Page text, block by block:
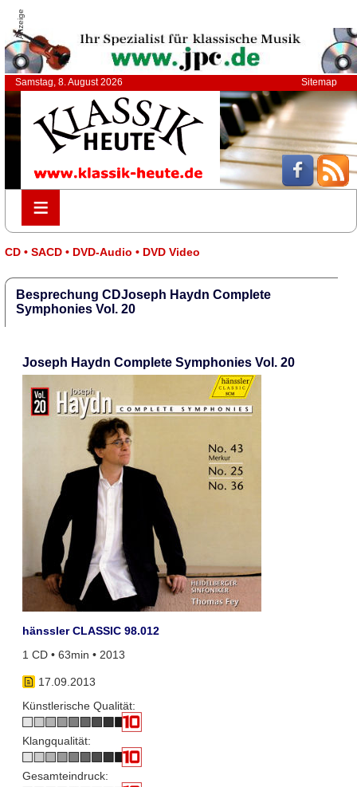
Anzeige
Samstag, 8. August 2026 Sitemap
≡
≡
CD • SACD • DVD-Audio • DVD Video
Besprechung CDJoseph Haydn Complete
Symphonies Vol. 20
Joseph Haydn Complete Symphonies Vol. 20
hänssler CLASSIC 98.012
1 CD • 63min • 2013
17.09.2013
Künstlerische Qualität:
Klangqualität:
Gesamteindruck: